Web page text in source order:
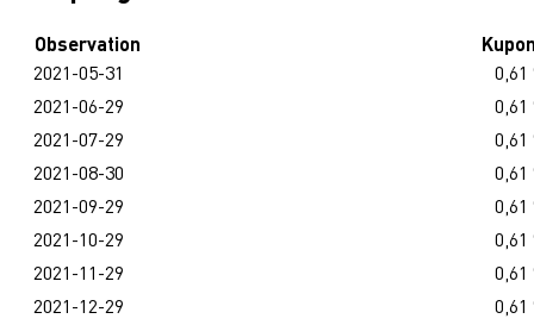
Observation
2021-05-31
0,61
2021-06-29
0,61
2021-07-29
0,61
2021-08-30
0,61
2021-09-29
0,61
2021-10-29
0,61
2021-11-29
0,61
2021-12-29
0,61